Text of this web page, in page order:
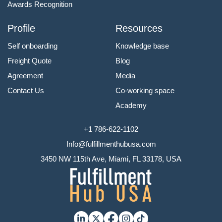
Awards Recognition
Profile
Self onboarding
Freight Quote
Agreement
Contact Us
Resources
Knowledge base
Blog
Media
Co-working space
Academy
+1 786-622-1102
Info@fulfillmenthubusa.com
3450 NW 115th Ave, Miami, FL 33178, USA